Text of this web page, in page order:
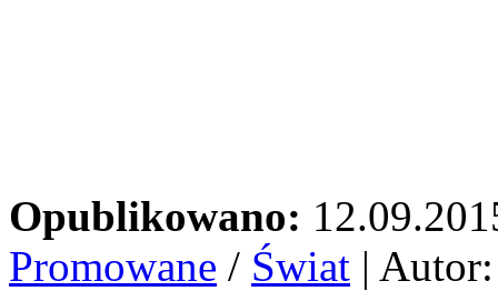
Opublikowano:
Promowane / Świat |